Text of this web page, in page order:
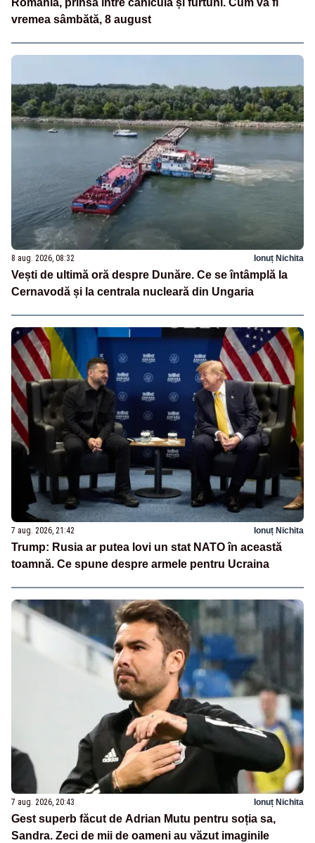
România, prinsă între caniculă și furtuni. Cum va fi
vremea sâmbătă, 8 august
8 aug. 2026, 08:32 Ionuț Nichita
Vești de ultimă oră despre Dunăre. Ce se întâmplă la
Cernavodă și la centrala nucleară din Ungaria
7 aug. 2026, 21:42 Ionuț Nichita
Trump: Rusia ar putea lovi un stat NATO în această
toamnă. Ce spune despre armele pentru Ucraina
7 aug. 2026, 20:43 Ionuț Nichita
Gest superb făcut de Adrian Mutu pentru soția sa,
Sandra. Zeci de mii de oameni au văzut imaginile